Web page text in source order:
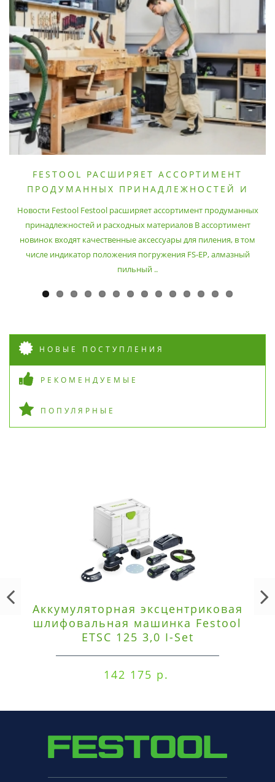
FESTOOL РАСШИРЯЕТ АССОРТИМЕНТ
ПРОДУМАННЫХ ПРИНАДЛЕЖНОСТЕЙ И
Новости Festool Festool расширяет ассортимент продуманных
принадлежностей и расходных материалов В ассортимент
новинок входят качественные аксессуары для пиления, в том
числе индикатор положения погружения FS-EP, алмазный
пильный ..
НОВЫЕ ПОСТУПЛЕНИЯ
РЕКОМЕНДУЕМЫЕ
ПОПУЛЯРНЫЕ
Аккумуляторная эксцентриковая
шлифовальная машинка Festool
ETSC 125 3,0 I-Set
142 175 р.